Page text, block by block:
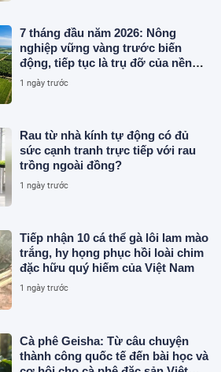
7 tháng đầu năm 2026: Nông
nghiệp vững vàng trước biến
động, tiếp tục là trụ đỡ của nền
kinh tế
1 ngày trước
Rau từ nhà kính tự động có đủ
sức cạnh tranh trực tiếp với rau
trồng ngoài đồng?
1 ngày trước
Tiếp nhận 10 cá thể gà lôi lam mào
trắng, hy họng phục hồi loài chim
đặc hữu quý hiếm của Việt Nam
1 ngày trước
Cà phê Geisha: Từ câu chuyện
thành công quốc tế đến bài học và